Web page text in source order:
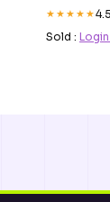
★★★★★
Sold :